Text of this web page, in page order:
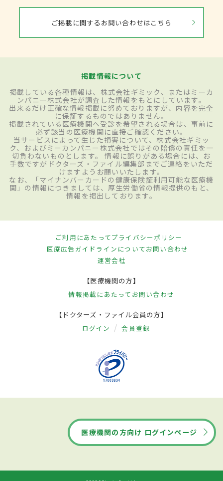
ご掲載に関するお問い合わせはこちら
掲載情報について
掲載している各種情報は、株式会社ギミック、またはミーカ
ンパニー株式会社が調査した情報をもとにしています。
出来るだけ正確な情報掲載に努めておりますが、内容を完全
に保証するものではありません。
掲載されている医療機関へ受診を希望される場合は、事前に
必ず該当の医療機関に直接ご確認ください。
当サービスによって生じた損害について、株式会社ギミッ
ク、およびミーカンパニー株式会社ではその賠償の責任を一
切負わないものとします。 情報に誤りがある場合には、お
手数ですがドクターズ・ファイル編集部までご連絡をいただ
けますようお願いいたします。
なお、「マイナンバーカードの健康保険証利用可能な医療機
関」の情報につきましては、厚生労働省の情報提供のもと、
情報を掲出しております。
ご利用にあたってプライバシーポリシー
医療広告ガイドラインについてお問い合わせ
運営会社
【医療機関の方】
情報掲載にあたって お問い合わせ
【ドクターズ・ファイル会員の方】
ログイン 会員登録
医療機関の方向け ログインページ